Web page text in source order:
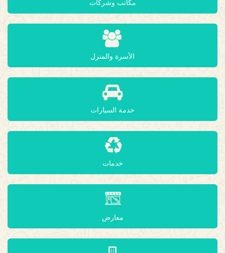
مكاتب وشركات
الأسرة والمنزل
خدمة السيارات
خدمات
معارض